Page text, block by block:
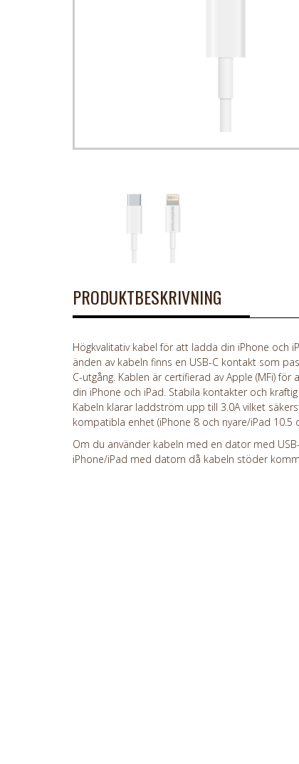
PRODUKTBESKRIVNING
Högkvalitativ kabel för att ladda din iPhone och
änden av kabeln finns en USB-C kontakt som
C-utgång. Kablen är certifierad av Apple (MFi)
din iPhone och iPad. Stabila kontakter och
Kabeln klarar laddström upp till 3.0A vilket
kompatibla enhet (iPhone 8 och nyare/iPad 10.5
Om du använder kabeln med en dator med
iPhone/iPad med datorn då kabeln stöder